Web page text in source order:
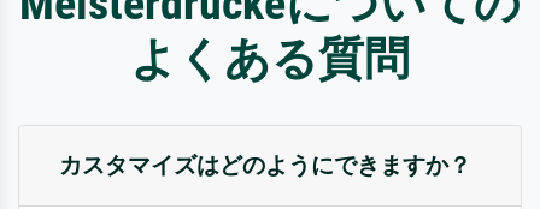
よくある質問
カスタマイズはどのようにできますか？